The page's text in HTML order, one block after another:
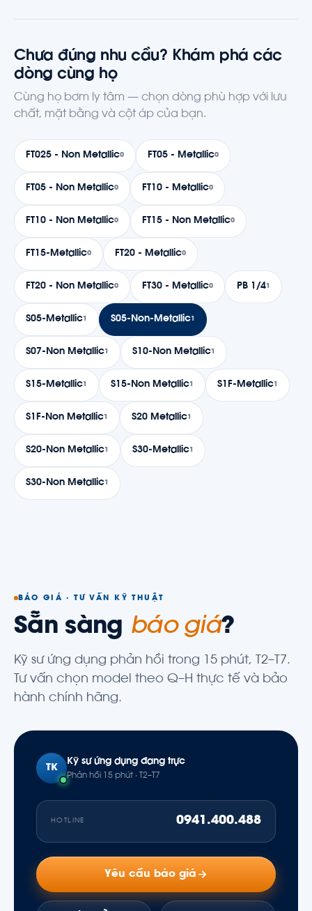
Chưa đúng nhu cầu? Khám phá các
dòng cùng họ
Cùng họ bơm ly tâm — chọn dòng phù hợp với lưu
chất, mặt bằng và cột áp của bạn.
FT025 - Non Metallic0 FT05 - Metallic0
FT05 - Non Metallic0 FT10 - Metallic0
FT10 - Non Metallic0 FT15 - Non Metallic0
FT15-Metallic0 FT20 - Metallic0
FT20 - Non Metallic0 FT30 - Metallic0 PB 1/41
S05-Metallic1 S05-Non-Metallic1
S07-Non Metallic1 S10-Non Metallic1
S15-Metallic1 S15-Non Metallic1 S1F-Metallic1
S1F-Non Metallic1 S20 Metallic1
S20-Non Metallic1 S30-Metallic1
S30-Non Metallic1
BÁO GIÁ · TƯ VẤN KỸ THUẬT
Sẵn sàng báo giá?
Kỹ sư ứng dụng phản hồi trong 15 phút, T2–T7.
Tư vấn chọn model theo Q–H thực tế và bảo
hành chính hãng.
TK
Kỹ sư ứng dụng đang trực
Phản hồi 15 phút · T2–T7
HOTLINE 0941.400.488
Yêu cầu báo giá